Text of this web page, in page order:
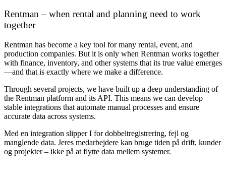
Rentman – when rental and planning need to work
together
Rentman has become a key tool for many rental, event, and
production companies. But it is only when Rentman works together
with finance, inventory, and other systems that its true value emerges
—and that is exactly where we make a difference.
Through several projects, we have built up a deep understanding of
the Rentman platform and its API. This means we can develop
stable integrations that automate manual processes and ensure
accurate data across systems.
Med en integration slipper I for dobbeltregistrering, fejl og
manglende data. Jeres medarbejdere kan bruge tiden på drift, kunder
og projekter – ikke på at flytte data mellem systemer.